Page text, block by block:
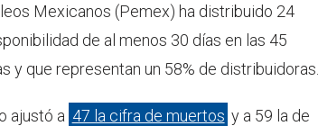
Mexicanos (Pemex) ha distribuido 24
de al menos 30 días en las 45
y que representan un 58% de distribuidoras.
ajustó a 47 la cifra de muertos y a 59 la de